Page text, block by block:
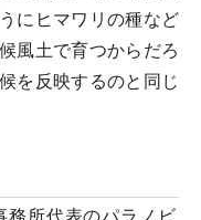
にヒマワリの種など
風土で育つからだろ
を反映するのと同じ